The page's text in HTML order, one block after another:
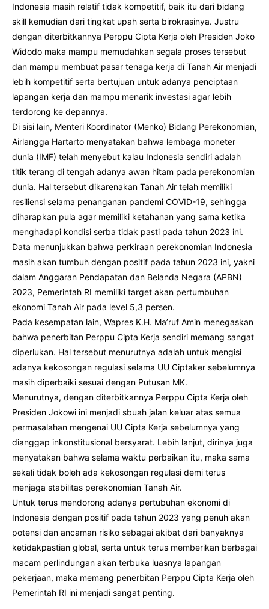
Indonesia masih relatif tidak kompetitif, baik itu dari bidang
skill kemudian dari tingkat upah serta birokrasinya. Justru
dengan diterbitkannya Perppu Cipta Kerja oleh Presiden Joko
Widodo maka mampu memudahkan segala proses tersebut
dan mampu membuat pasar tenaga kerja di Tanah Air menjadi
lebih kompetitif serta bertujuan untuk adanya penciptaan
lapangan kerja dan mampu menarik investasi agar lebih
terdorong ke depannya.
Di sisi lain, Menteri Koordinator (Menko) Bidang Perekonomian,
Airlangga Hartarto menyatakan bahwa lembaga moneter
dunia (IMF) telah menyebut kalau Indonesia sendiri adalah
titik terang di tengah adanya awan hitam pada perekonomian
dunia. Hal tersebut dikarenakan Tanah Air telah memiliki
resiliensi selama penanganan pandemi COVID-19, sehingga
diharapkan pula agar memiliki ketahanan yang sama ketika
menghadapi kondisi serba tidak pasti pada tahun 2023 ini.
Data menunjukkan bahwa perkiraan perekonomian Indonesia
masih akan tumbuh dengan positif pada tahun 2023 ini, yakni
dalam Anggaran Pendapatan dan Belanda Negara (APBN)
2023, Pemerintah RI memiliki target akan pertumbuhan
ekonomi Tanah Air pada level 5,3 persen.
Pada kesempatan lain, Wapres K.H. Ma’ruf Amin menegaskan
bahwa penerbitan Perppu Cipta Kerja sendiri memang sangat
diperlukan. Hal tersebut menurutnya adalah untuk mengisi
adanya kekosongan regulasi selama UU Ciptaker sebelumnya
masih diperbaiki sesuai dengan Putusan MK.
Menurutnya, dengan diterbitkannya Perppu Cipta Kerja oleh
Presiden Jokowi ini menjadi sbuah jalan keluar atas semua
permasalahan mengenai UU Cipta Kerja sebelumnya yang
dianggap inkonstitusional bersyarat. Lebih lanjut, dirinya juga
menyatakan bahwa selama waktu perbaikan itu, maka sama
sekali tidak boleh ada kekosongan regulasi demi terus
menjaga stabilitas perekonomian Tanah Air.
Untuk terus mendorong adanya pertubuhan ekonomi di
Indonesia dengan positif pada tahun 2023 yang penuh akan
potensi dan ancaman risiko sebagai akibat dari banyaknya
ketidakpastian global, serta untuk terus memberikan berbagai
macam perlindungan akan terbuka luasnya lapangan
pekerjaan, maka memang penerbitan Perppu Cipta Kerja oleh
Pemerintah RI ini menjadi sangat penting.